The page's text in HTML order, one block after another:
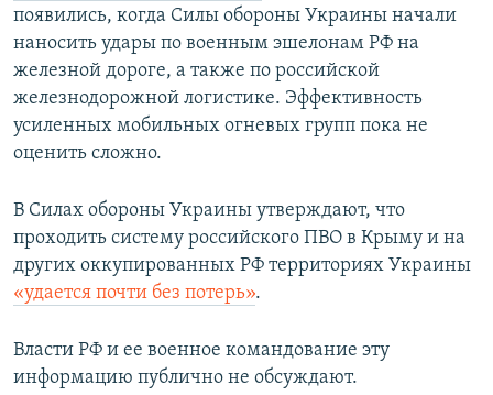
появились, когда Силы обороны Украины начали
наносить удары по военным эшелонам РФ на
железной дороге, а также по российской
железнодорожной логистике. Эффективность
усиленных мобильных огневых групп пока не
оценить сложно.
В Силах обороны Украины утверждают, что
проходить систему российского ПВО в Крыму и на
других оккупированных РФ территориях Украины
«удается почти без потерь».
Власти РФ и ее военное командование эту
информацию публично не обсуждают.